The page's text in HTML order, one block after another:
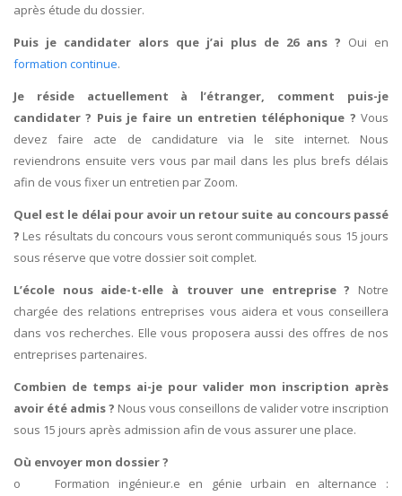
après étude du dossier.
Puis je candidater alors que j’ai plus de 26 ans ? Oui en
formation continue.
Je réside actuellement à l’étranger, comment puis-je
candidater ? Puis je faire un entretien téléphonique ? Vous
devez faire acte de candidature via le site internet. Nous
reviendrons ensuite vers vous par mail dans les plus brefs délais
afin de vous fixer un entretien par Zoom.
Quel est le délai pour avoir un retour suite au concours passé
? Les résultats du concours vous seront communiqués sous 15 jours
sous réserve que votre dossier soit complet.
L’école nous aide-t-elle à trouver une entreprise ? Notre
chargée des relations entreprises vous aidera et vous conseillera
dans vos recherches. Elle vous proposera aussi des offres de nos
entreprises partenaires.
Combien de temps ai-je pour valider mon inscription après
avoir été admis ? Nous vous conseillons de valider votre inscription
sous 15 jours après admission afin de vous assurer une place.
Où envoyer mon dossier ?
o Formation ingénieur.e en génie urbain en alternance :